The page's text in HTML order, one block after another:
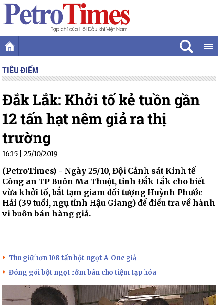
TIÊU ĐIỂM
Đắk Lắk: Khởi tố kẻ tuồn gần
12 tấn hạt nêm giả ra thị
trường
16:15 | 25/10/2019
(PetroTimes) - Ngày 25/10, Đội Cảnh sát Kinh tế
Công an TP Buôn Ma Thuột, tỉnh Đắk Lắk cho biết
vừa khởi tố, bắt tạm giam đối tượng Huỳnh Phước
Hải (39 tuổi, ngụ tỉnh Hậu Giang) để điều tra về hành
vi buôn bán hàng giả.
Thu giữ hơn 108 tấn bột ngọt A-One giả
Đóng gói bột ngọt rởm bán cho tiệm tạp hóa